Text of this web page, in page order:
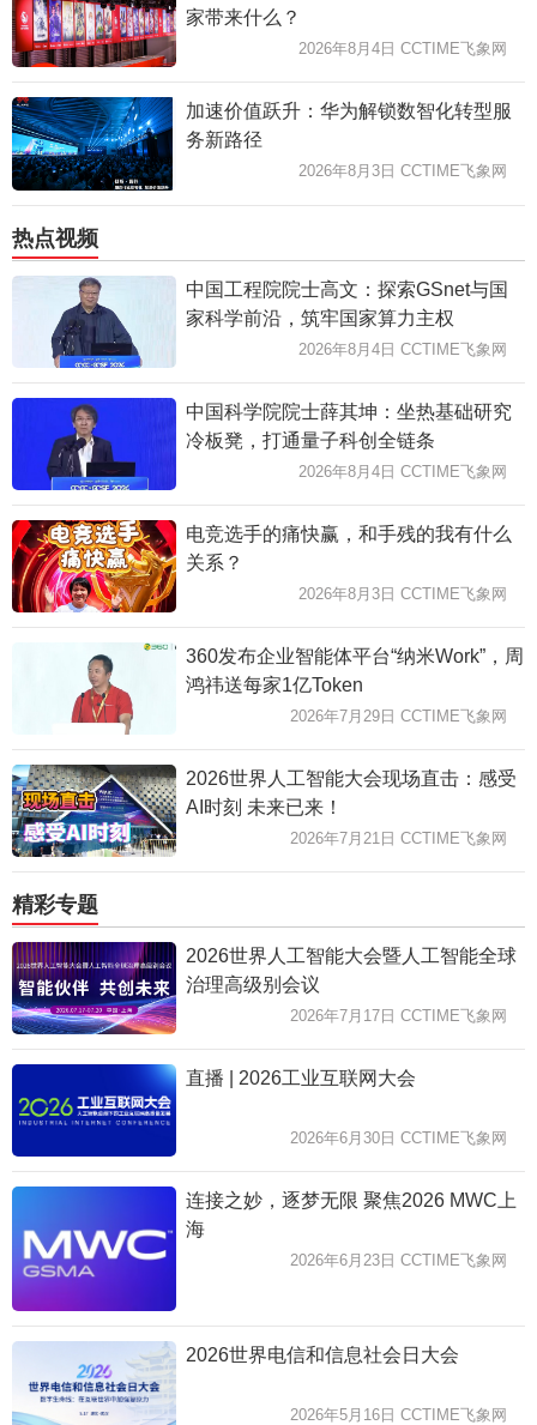
家带来什么？
2026年8月4日 CCTIME飞象网
加速价值跃升：华为解锁数智化转型服
务新路径
2026年8月3日 CCTIME飞象网
热点视频
中国工程院院士高文：探索GSnet与国
家科学前沿，筑牢国家算力主权
2026年8月4日 CCTIME飞象网
中国科学院院士薛其坤：坐热基础研究
冷板凳，打通量子科创全链条
2026年8月4日 CCTIME飞象网
电竞选手的痛快赢，和手残的我有什么
关系？
2026年8月3日 CCTIME飞象网
360发布企业智能体平台“纳米Work”，周
鸿祎送每家1亿Token
2026年7月29日 CCTIME飞象网
2026世界人工智能大会现场直击：感受
AI时刻 未来已来！
2026年7月21日 CCTIME飞象网
精彩专题
2026世界人工智能大会暨人工智能全球
治理高级别会议
2026年7月17日 CCTIME飞象网
直播 | 2026工业互联网大会
2026年6月30日 CCTIME飞象网
连接之妙，逐梦无限 聚焦2026 MWC上
海
2026年6月23日 CCTIME飞象网
2026世界电信和信息社会日大会
2026年5月16日 CCTIME飞象网